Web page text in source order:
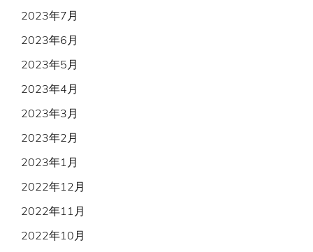
2023年7月
2023年6月
2023年5月
2023年4月
2023年3月
2023年2月
2023年1月
2022年12月
2022年11月
2022年10月